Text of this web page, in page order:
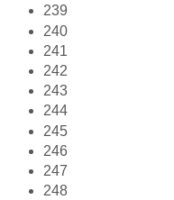
239
240
241
242
243
244
245
246
247
248